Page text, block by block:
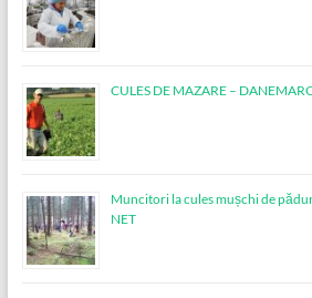
CULES DE MAZARE –
Muncitori la cules mușchi de
NET